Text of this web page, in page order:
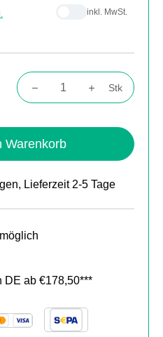
inkl. MwSt.
den gewünschten
Stk
Warenkorb
Lieferzeit 2-5 Tage
DE ab €178,50***